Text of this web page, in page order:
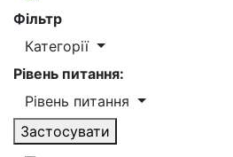
Фільтр
Категорії
Рівень питання:
Рівень питання
Застосувати